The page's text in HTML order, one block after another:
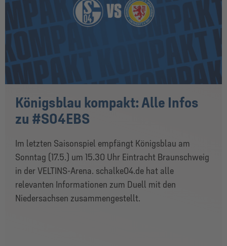
Königsblau kompakt: Alle Infos
zu #S04EBS
Im letzten Saisonspiel empfängt Königsblau am
Sonntag (17.5.) um 15.30 Uhr Eintracht Braunschweig
in der VELTINS-Arena. schalke04.de hat alle
relevanten Informationen zum Duell mit den
Niedersachsen zusammengestellt.